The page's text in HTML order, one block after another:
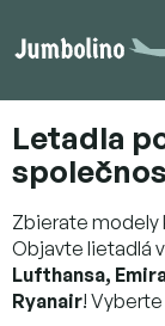
obsah
Letadla
Zbierate modely
Objavte lietadlá
Lufthansa,
Ryanair!